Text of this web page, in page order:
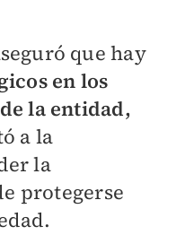
que hay
en los
la entidad,
a la
la
protegerse